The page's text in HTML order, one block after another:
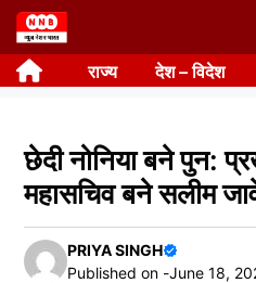
Skip
to
content राज्य देश – विदेश
छेदी नोनिया बने पुन:
महासचिव बने सलीम
PRIYA SINGH
Published on -June 18,